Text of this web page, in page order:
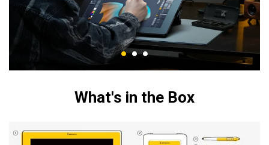
What's in the Box